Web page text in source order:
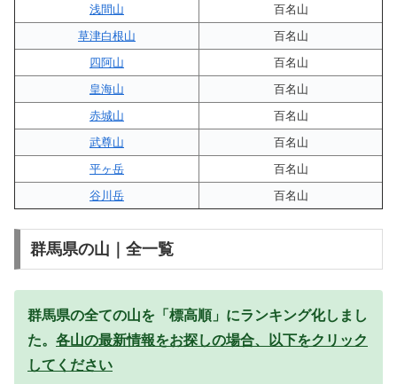
浅間山
百名山
草津白根山
百名山
四阿山
百名山
皇海山
百名山
赤城山
百名山
武尊山
百名山
平ヶ岳
百名山
谷川岳
百名山
群馬県の山｜全一覧
群馬県の全ての山を「標高順」にランキング化しまし
た。 各山の最新情報をお探しの場合、以下をクリック
してください